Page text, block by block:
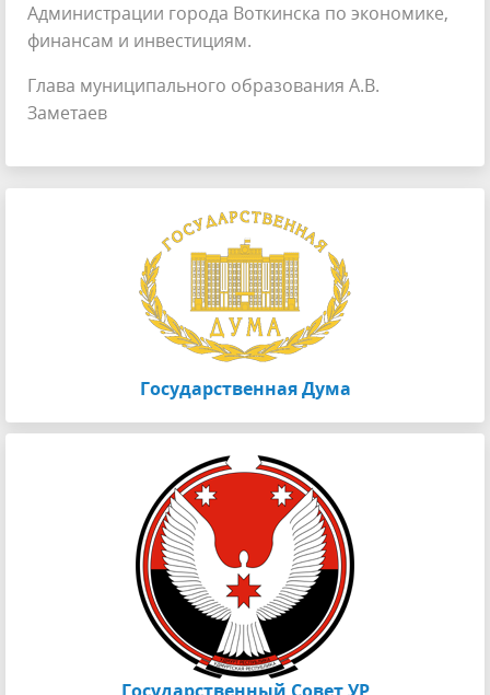
Администрации города Воткинска по экономике,
финансам и инвестициям.
Глава муниципального образования А.В.
Заметаев
Государственная Дума